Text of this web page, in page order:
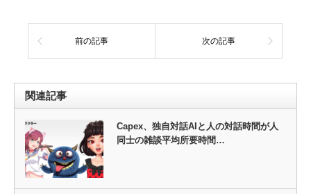
前の記事 次の記事
関連記事
Capex、独自対話AIと人の対話時間が人
同士の雑談平均所要時間…